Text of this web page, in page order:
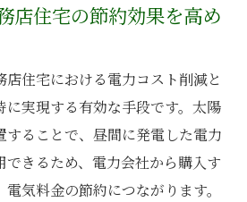
店住宅の節約効果を高め
住宅における電力コスト削減と
に実現する有効な手段です。太陽
することで、昼間に発電した電力
できるため、電力会社から購入す
気料金の節約につながります。